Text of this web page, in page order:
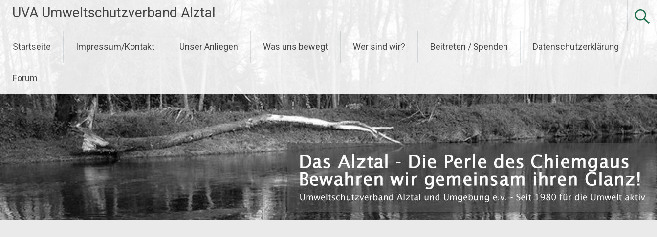
Zum
Inhalt
springen
UVA Umweltschutzverband Alztal
Startseite Impressum/Kontakt Unser Anliegen Was uns bewegt Wer sind wir? Beitreten / Spenden Datenschutzerklärung
Forum